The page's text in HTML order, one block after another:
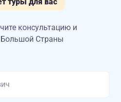
консультацию и
Большой Страны